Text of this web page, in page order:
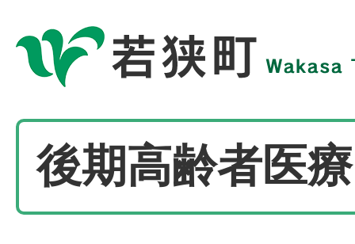
後期高齢者医療